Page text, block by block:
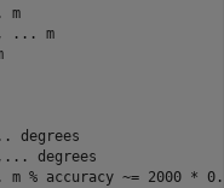
m
...
m
degrees
...
degrees
m % accuracy ~= 2000 *